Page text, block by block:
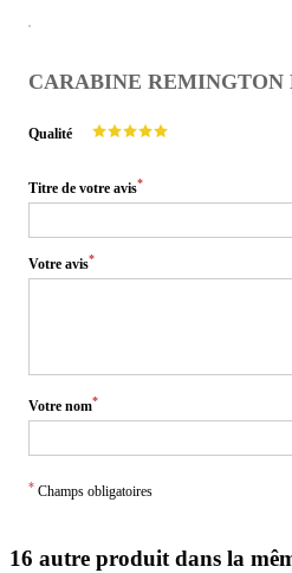
CARABINE REMINGTON
Qualité
Titre de votre avis*
Votre avis*
Votre nom*
* Champs obligatoires
16 autre produit dans la